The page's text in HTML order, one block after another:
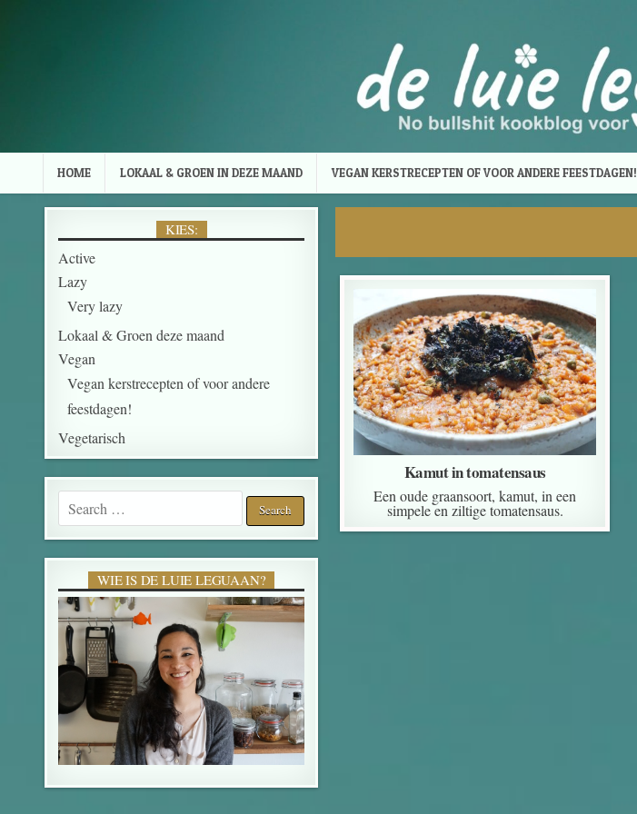
HOME LOKAAL & GROEN IN DEZE MAAND VEGAN KERSTRECEPTEN OF VOOR ANDERE FEESTDAGEN!
Kamut in tomatensaus
Een oude graansoort, kamut, in een
simpele en ziltige tomatensaus.
KIES:
Active
Lazy
Very lazy
Lokaal & Groen deze maand
Vegan
Vegan kerstrecepten of voor andere
feestdagen!
Vegetarisch
Search for:
WIE IS DE LUIE LEGUAAN?